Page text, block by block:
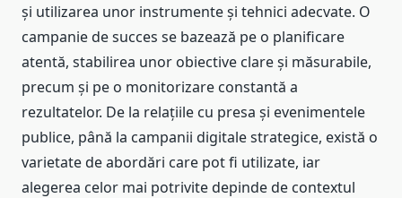
și utilizarea unor instrumente și tehnici adecvate. O
campanie de succes se bazează pe o planificare
atentă, stabilirea unor obiective clare și măsurabile,
precum și pe o monitorizare constantă a
rezultatelor. De la relațiile cu presa și evenimentele
publice, până la campanii digitale strategice, există o
varietate de abordări care pot fi utilizate, iar
alegerea celor mai potrivite depinde de contextul